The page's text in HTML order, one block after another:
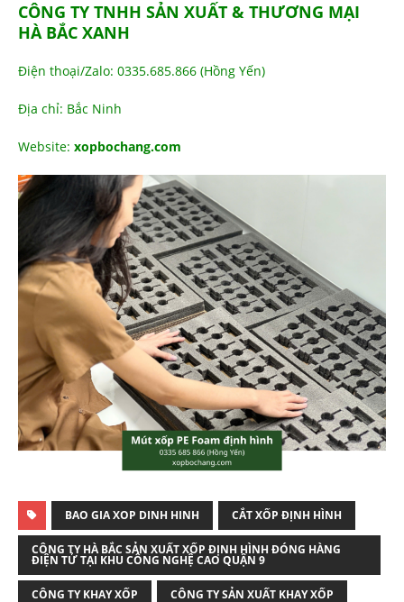
CÔNG TY TNHH SẢN XUẤT & THƯƠNG MẠI
HÀ BẮC XANH
Điện thoại/Zalo: 0335.685.866 (Hồng Yến)
Địa chỉ: Bắc Ninh
Website: xopbochang.com
BAO GIA XOP DINH HINH CẮT XỐP ĐỊNH HÌNH
CÔNG TY HÀ BẮC SẢN XUẤT XỐP ĐỊNH HÌNH ĐÓNG HÀNG
ĐIỆN TỬ TẠI KHU CÔNG NGHỆ CAO QUẬN 9
CÔNG TY KHAY XỐP CÔNG TY SẢN XUẤT KHAY XỐP